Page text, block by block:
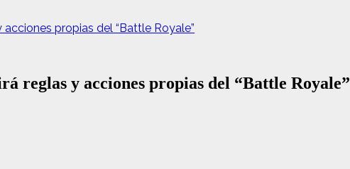
propias del “Battle Royale”
reglas y acciones propias del “Battle Royale”